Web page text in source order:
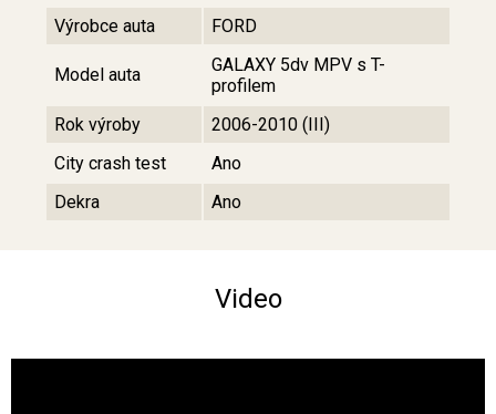
Výrobce auta FORD
Model auta
GALAXY 5dv MPV s T-
profilem
Rok výroby
2006-2010 (III)
City crash test
Ano
Dekra
Ano
Video